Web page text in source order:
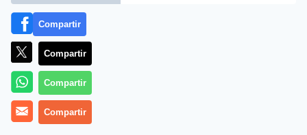
Más información
Compartir
Compartir
Compartir
Compartir